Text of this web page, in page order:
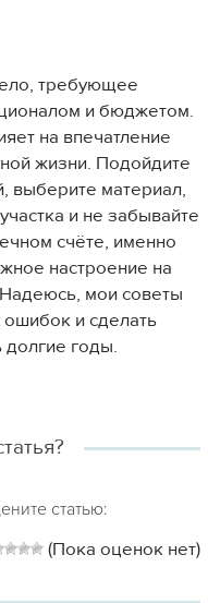
требующее
и бюджетом.
на впечатление
жизни. Подойдите
выберите материал,
и не забывайте
счёте, именно
настроение на
мои советы
и сделать
годы.
статью:
(Пока оценок нет)